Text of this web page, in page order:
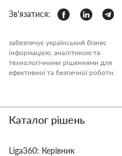
Зв'язатися:
забезпечує український бізнес
інформацією, аналітикою та
технологічними рішеннями для
ефективної та безпечної роботи.
Каталог рішень
Liga360: Керівник